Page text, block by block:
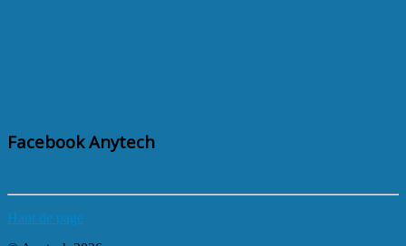
Facebook Anytech
Haut de page